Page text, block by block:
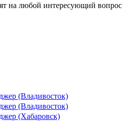
на любой интересующий вопрос
(Владивосток)
(Владивосток)
(Хабаровск)